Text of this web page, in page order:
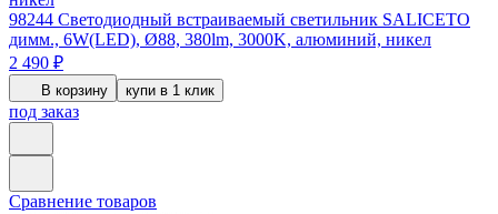
98244 Светодиодный встраиваемый светильник SALICETO
димм., 6W(LED), Ø88, 380lm, 3000K, алюминий, никел
2 490 ₽
В корзину купи в 1 клик
под заказ
Сравнение товаров